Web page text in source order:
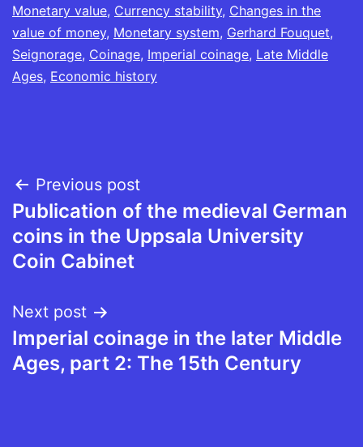
Monetary value, Currency stability, Changes in the
value of money, Monetary system, Gerhard Fouquet,
Seignorage, Coinage, Imperial coinage, Late Middle
Ages, Economic history
Post
navigation
Previous post
Publication of the medieval German
coins in the Uppsala University
Coin Cabinet
Next post
Imperial coinage in the later Middle
Ages, part 2: The 15th Century